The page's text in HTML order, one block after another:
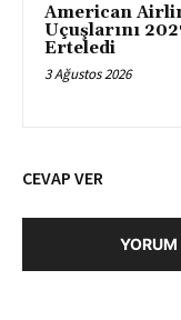
American
Uçuşlarını
Erteledi
3 Ağustos 2026
CEVAP VER